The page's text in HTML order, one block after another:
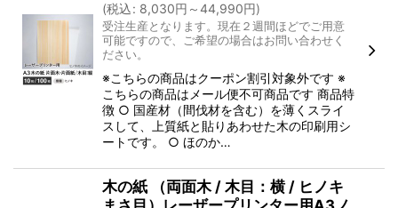
絞り込む
(税込: 8,030円 ～44,990円)
受注生産となります。現在２週間ほどでご用意
可能ですので、ご希望の場合はお問い合わせく
ださい。
※こちらの商品はクーポン割引対象外です ※
こちらの商品はメール便不可商品です 商品特
徴 ○ 国産材（間伐材を含む）を薄くスライ
スして、上質紙と貼りあわせた木の印刷用シ
ートです。 ○ ほのか…
木の紙 （両面木 / 木目：横 / ヒノキ